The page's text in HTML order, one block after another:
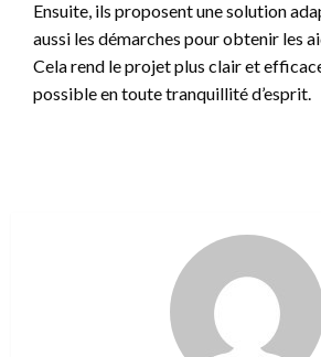
Ensuite, ils proposent une solution
aussi les démarches pour obtenir les
Cela rend le projet plus clair et
possible en toute tranquillité d’esprit.